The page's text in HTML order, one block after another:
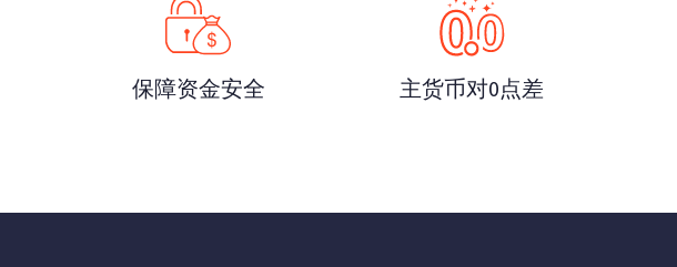
保障资金安全 主货币对0点差